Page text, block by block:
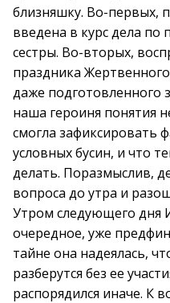
близняшку. Во-первых,
введена в курс дела
сестры. Во-вторых,
праздника
даже подготовленного
наша героиня понятия
смогла зафиксировать
условных бусин, и что
делать. Поразмыслив,
вопроса до утра и
Утром следующего дня
очередное, уже
тайне она надеялась,
разберутся без ее
распорядился иначе. К